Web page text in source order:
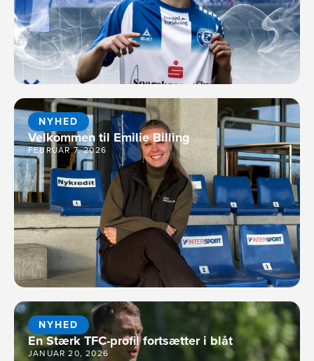
NYHED
Velkommen til Emilie Billing
FEBRUAR 7, 2026
NYHED
En Stærk TFC-profil fortsætter i blåt
JANUAR 20, 2026